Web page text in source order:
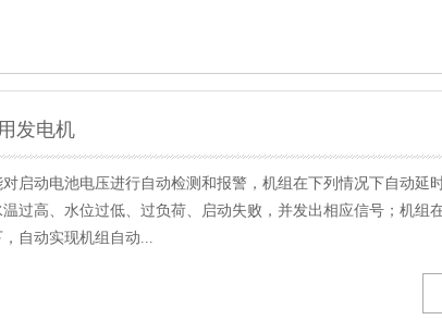
发电机
启动电池电压进行自动检测和报警，机组在下列情况下自动延
过高、水位过低、过负荷、启动失败，并发出相应信号；机组
自动实现机组自动...